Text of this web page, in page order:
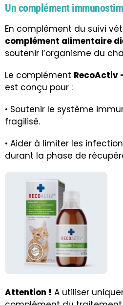
Un complément
En complément du suivi
complément alimentaire
soutenir l’organisme du
Le complément RecoActiv
est conçu pour :
• Soutenir le système
fragilisé.
• Aider à limiter les
durant la phase de
Attention ! A utiliser